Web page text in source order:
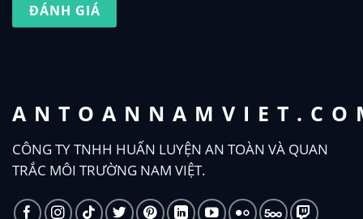
CÔNG TY TNHH HUẤN LUYỆN AN TOÀN VÀ QUAN
TRẮC MÔI TRƯỜNG NAM VIỆT.
ĐÁNH GIÁ